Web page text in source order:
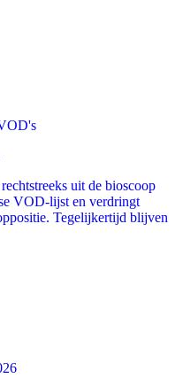
uit de bioscoop
VOD-lijst en verdringt
Tegelijkertijd blijven